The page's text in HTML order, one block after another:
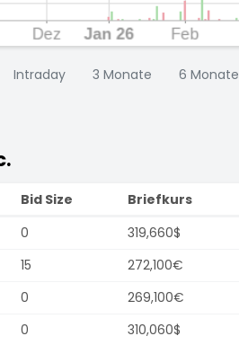
Intraday 3 Monate 6 Monate
Bid Size Briefkurs
0 319,660$
15 272,100€
0 269,100€
0 310,060$